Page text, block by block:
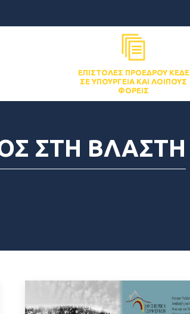
ΕΠΙΣΤΟΛΈΣ ΠΡΟΈΔΡΟΥ ΚΕΔΕ
ΣΕ ΥΠΟΥΡΓΕΊΑ ΚΑΙ ΛΟΙΠΟΎΣ
ΦΟΡΕΊΣ
ΣΤΗ ΒΛΑΣΤΗ